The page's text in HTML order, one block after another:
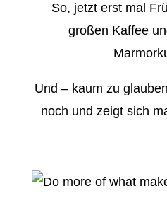
So, jetzt erst mal
großen Kaffee
Und – kaum zu
noch und zeigt sich